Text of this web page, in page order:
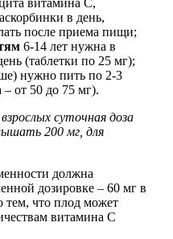
в день,
после приема пищи;
6-14 лет нужна в
(таблетки по 25 мг);
нужно пить по 2-3
– от 50 до 75 мг).
суточная доза
200 мг, для
должна
дозировке – 60 мг в
тем, что плод может
витамина С